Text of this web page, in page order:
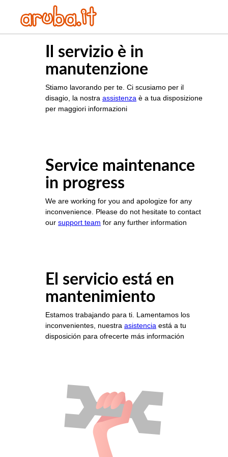
Il servizio è in
manutenzione
Stiamo lavorando per te. Ci scusiamo per il
disagio, la nostra assistenza è a tua disposizione
per maggiori informazioni
Service maintenance
in progress
We are working for you and apologize for any
inconvenience. Please do not hesitate to contact
our support team for any further information
El servicio está en
mantenimiento
Estamos trabajando para ti. Lamentamos los
inconvenientes, nuestra asistencia está a tu
disposición para ofrecerte más información